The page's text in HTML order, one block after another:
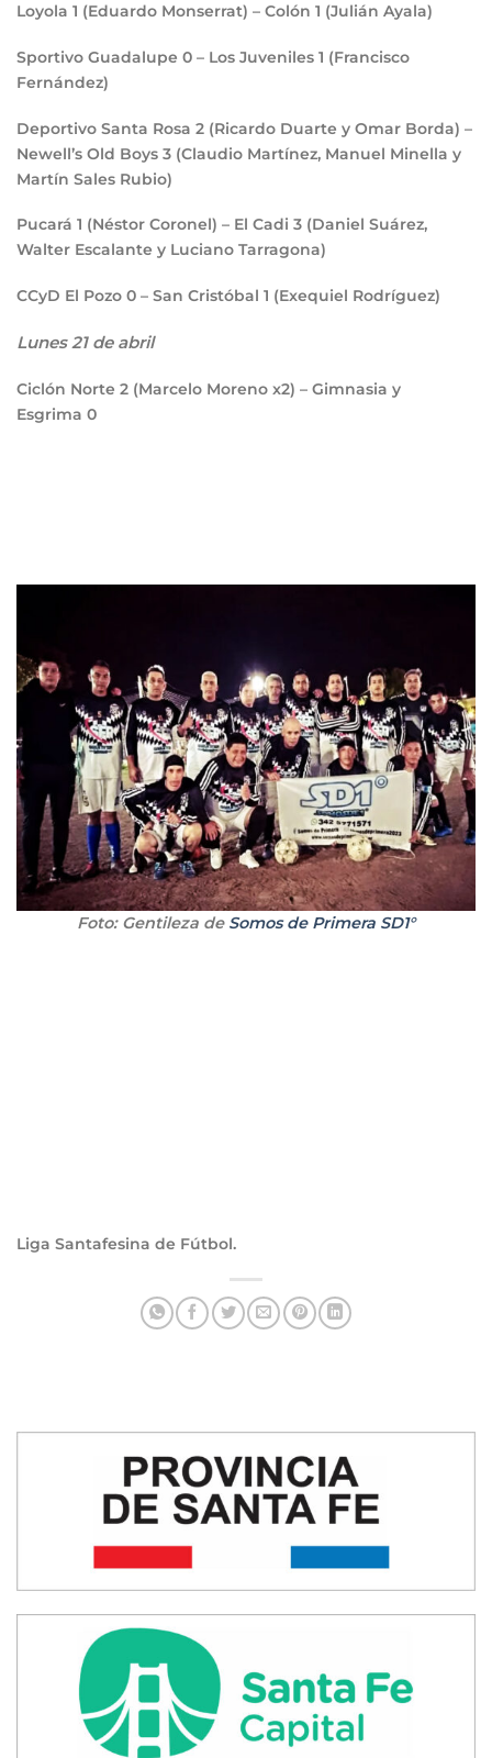
Loyola 1 (Eduardo Monserrat) – Colón 1 (Julián Ayala)
Sportivo Guadalupe 0 – Los Juveniles 1 (Francisco
Fernández)
Deportivo Santa Rosa 2 (Ricardo Duarte y Omar Borda) –
Newell’s Old Boys 3 (Claudio Martínez, Manuel Minella y
Martín Sales Rubio)
Pucará 1 (Néstor Coronel) – El Cadi 3 (Daniel Suárez,
Walter Escalante y Luciano Tarragona)
CCyD El Pozo 0 – San Cristóbal 1 (Exequiel Rodríguez)
Lunes 21 de abril
Ciclón Norte 2 (Marcelo Moreno x2) – Gimnasia y
Esgrima 0
Foto: Gentileza de Somos de Primera SD1°
Liga Santafesina de Fútbol.